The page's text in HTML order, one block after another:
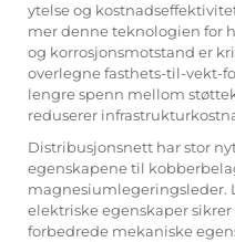
ytelse og
mer denne teknologien for
og korrosjonsmotstand er
overlegne fasthets-til-vekt-
lengre spenn mellom
reduserer
Distribusjonsnett har stor
egenskapene til
magnesiumlegeringsleder.
elektriske egenskaper
forbedrede mekaniske